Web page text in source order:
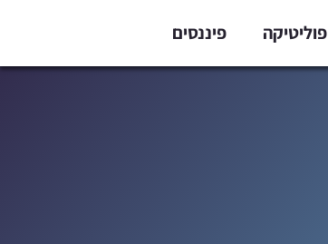
פוליטיקה פיננסים